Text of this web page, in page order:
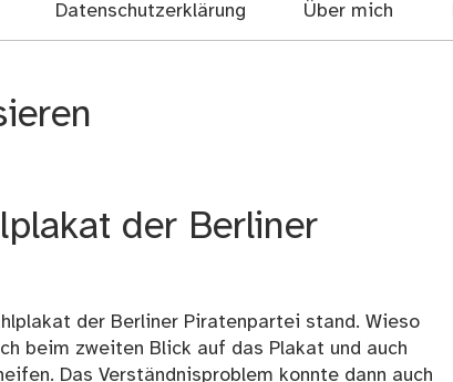
Datenschutzerklärung Über mich
der Berliner
der Berliner Piratenpartei stand. Wieso
beim zweiten Blick auf das Plakat und auch
Das Verständnisproblem konnte dann auch